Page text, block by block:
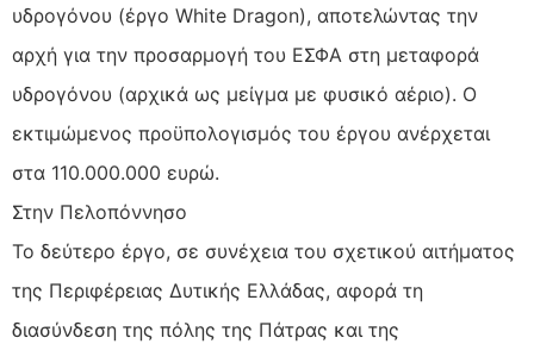
υδρογόνου (έργο White Dragon), αποτελώντας την
αρχή για την προσαρμογή του ΕΣΦΑ στη μεταφορά
υδρογόνου (αρχικά ως μείγμα με φυσικό αέριο). Ο
εκτιμώμενος προϋπολογισμός του έργου ανέρχεται
στα 110.000.000 ευρώ.
Στην Πελοπόννησο
Το δεύτερο έργο, σε συνέχεια του σχετικού αιτήματος
της Περιφέρειας Δυτικής Ελλάδας, αφορά τη
διασύνδεση της πόλης της Πάτρας και της